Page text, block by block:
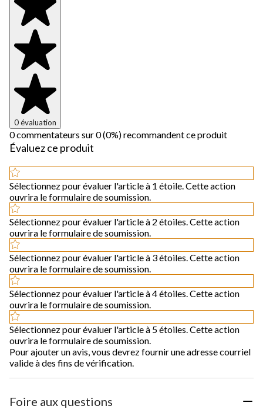
0 évaluation
0 commentateurs sur 0 (0%) recommandent ce produit
Évaluez ce produit
Sélectionnez pour évaluer l'article à 1 étoile. Cette action
ouvrira le formulaire de soumission.
Sélectionnez pour évaluer l'article à 2 étoiles. Cette action
ouvrira le formulaire de soumission.
Sélectionnez pour évaluer l'article à 3 étoiles. Cette action
ouvrira le formulaire de soumission.
Sélectionnez pour évaluer l'article à 4 étoiles. Cette action
ouvrira le formulaire de soumission.
Sélectionnez pour évaluer l'article à 5 étoiles. Cette action
ouvrira le formulaire de soumission.
Pour ajouter un avis, vous devrez fournir une adresse courriel
valide à des fins de vérification.
Foire aux questions